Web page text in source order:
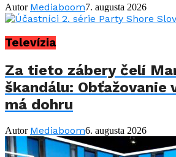
Autor Mediaboom7. augusta 2026
Televízia
Za tieto zábery čelí
škandálu: Obťažovanie
má dohru
Autor Mediaboom6. augusta 2026